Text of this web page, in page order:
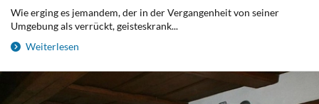
Wie erging es jemandem, der in der Vergangenheit von seiner
Umgebung als verrückt, geisteskrank...
Weiterlesen